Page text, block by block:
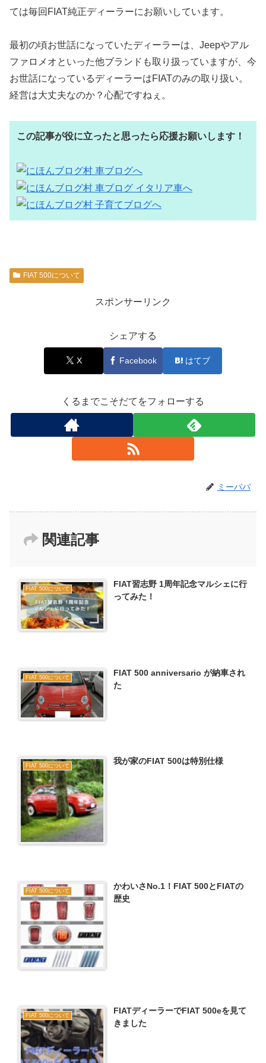
ては毎回FIAT純正ディーラーにお願いしています。
最初の頃お世話になっていたディーラーは、Jeepやアル
ファロメオといった他ブランドも取り扱っていますが、今
お世話になっているディーラーはFIATのみの取り扱い。
経営は大丈夫なのか？心配ですねぇ。
この記事が役に立ったと思ったら応援お願いします！
FIAT 500について
スポンサーリンク
シェアする
X Facebook はてブ
くるまでこそだてをフォローする
ミーパパ
関連記事
FIAT 500について
FIAT習志野 1周年記念マルシェに行
ってみた！
FIAT 500について
FIAT 500 anniversario が納車され
た
FIAT 500について 我が家のFIAT 500は特別仕様
FIAT 500について
かわいさNo.1！FIAT 500とFIATの
歴史
FIAT 500について
FIATディーラーでFIAT 500eを見て
きました